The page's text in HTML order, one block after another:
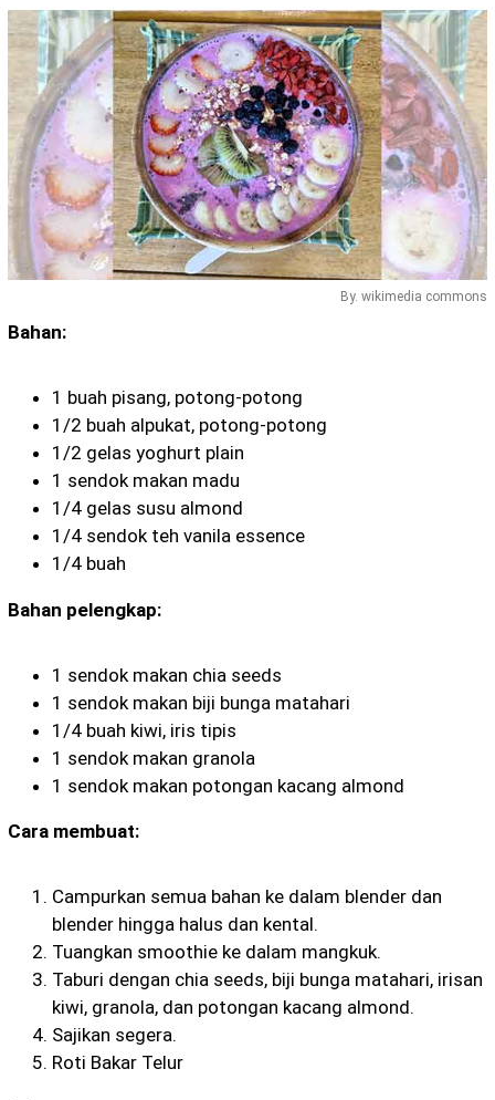
By. wikimedia commons
Bahan:
1 buah pisang, potong-potong
1/2 buah alpukat, potong-potong
1/2 gelas yoghurt plain
1 sendok makan madu
1/4 gelas susu almond
1/4 sendok teh vanila essence
1/4 buah
Bahan pelengkap:
1 sendok makan chia seeds
1 sendok makan biji bunga matahari
1/4 buah kiwi, iris tipis
1 sendok makan granola
1 sendok makan potongan kacang almond
Cara membuat:
Campurkan semua bahan ke dalam blender dan
blender hingga halus dan kental.
Tuangkan smoothie ke dalam mangkuk.
Taburi dengan chia seeds, biji bunga matahari, irisan
kiwi, granola, dan potongan kacang almond.
Sajikan segera.
Roti Bakar Telur